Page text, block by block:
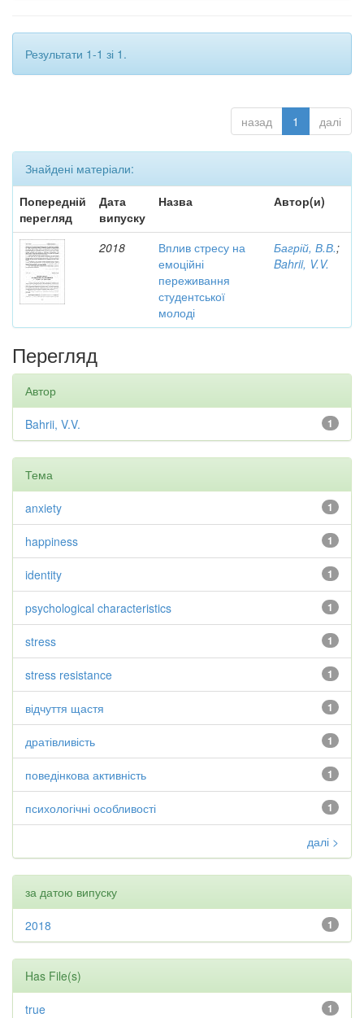
Результати 1-1 зі 1.
назад 1 далі
Знайдені матеріали:
Попередній
перегляд
Дата
випуску
Назва Автор(и)
2018
Вплив стресу на
емоційні
переживання
студентської
молоді
Багрій, В.В.;
Bahrii, V.V.
Перегляд
Автор
1
Bahrii, V.V.
Тема
1
anxiety
1
happiness
1
identity
1
psychological characteristics
1
stress
1
stress resistance
1
відчуття щастя
1
дратівливість
1
поведінкова активність
1
психологічні особливості
далі >
за датою випуску
1
2018
Has File(s)
1
true